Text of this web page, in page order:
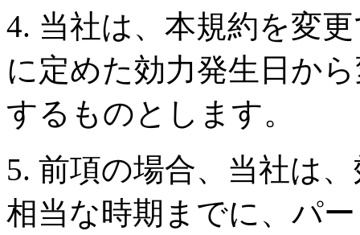
4. 当社は、本規約を変
に定めた効力発生日か
するものとします。
5. 前項の場合、当社は
相当な時期までに、パ